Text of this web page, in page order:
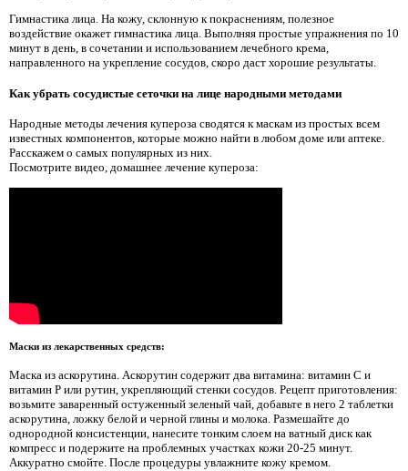
Гимнастика лица. На кожу, склонную к покраснениям, полезное
воздействие окажет гимнастика лица. Выполняя простые упражнения по 10
минут в день, в сочетании и использованием лечебного крема,
направленного на укрепление сосудов, скоро даст хорошие результаты.
Как убрать сосудистые сеточки на лице народными методами
Народные методы лечения купероза сводятся к маскам из простых всем
известных компонентов, которые можно найти в любом доме или аптеке.
Расскажем о самых популярных из них.
Посмотрите видео, домашнее лечение купероза:
Маски из лекарственных средств:
Маска из аскорутина. Аскорутин содержит два витамина: витамин С и
витамин Р или рутин, укрепляющий стенки сосудов. Рецепт приготовления:
возьмите заваренный остуженный зеленый чай, добавьте в него 2 таблетки
аскорутина, ложку белой и черной глины и молока. Размешайте до
однородной консистенции, нанесите тонким слоем на ватный диск как
компресс и подержите на проблемных участках кожи 20-25 минут.
Аккуратно смойте. После процедуры увлажните кожу кремом.